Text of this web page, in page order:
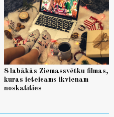
8 labākās Ziemassvētku filmas,
kuras ieteicams ikvienam
noskatīties